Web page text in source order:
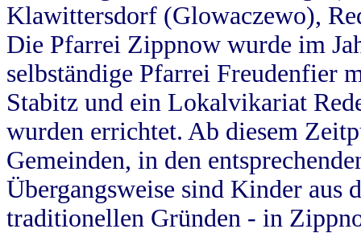
Klawittersdorf (Glowaczewo),
Die Pfarrei Zippnow wurde im
selbständige Pfarrei Freudenfier
Stabitz und ein Lokalvikariat
wurden errichtet. Ab diesem
Gemeinden, in den
Übergangsweise sind Kinder aus
traditionellen Gründen - in